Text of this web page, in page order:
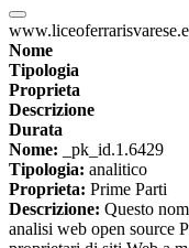
Nome
Tipologia
Proprieta
Descrizione
Durata
Nome: _pk_id.1.6429
Tipologia: analitico
Proprieta: Prime Parti
Descrizione: Questo
analisi web open source